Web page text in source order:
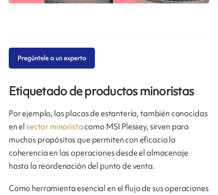
Etiquetado de productos minoristas
Por ejemplo, las placas de estantería, también conocidas
en elsector minoristacomo MSI Plessey, sirven para
muchos propósitos que permiten con eficacia la
coherencia en las operaciones desde el almacenaje
hasta la reordenación del punto de venta.
Como herramienta esencial en el flujo de sus operaciones
Pregúntele a un experto